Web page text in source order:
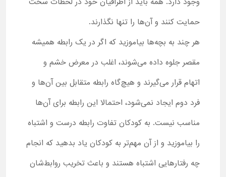
حمایت کنند و آن‌ها را تنها نگذارند.
هر چند به بچه‌ها بیاموزید که اگر در یک رابطه همیشه
مقصر جلوه داده می‌شوند، اغلب در معرض خشم و
اتهام قرار می‌گیرند و هیچ‌گاه رابطه متقابل بین آن‌ها و
فرد دوم ایجاد نمی‌شود، احتمالا این رابطه برای آن‌ها
مناسب نیست. به کودکان تفاوت رابطه درست و اشتباه
را بیاموزید و از آن مهم‌تر به کودکان یاد بدهید که انجام
چه رفتارهایی اشتباه هستند و باعث تخریب روابط‌شان